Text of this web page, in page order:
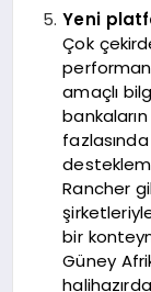
Yeni
Çok
amaçlı
Rancher
bir
Güney